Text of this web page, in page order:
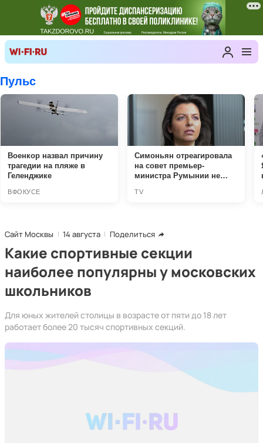
Сайт Москвы 14 августа Поделиться
Какие спортивные секции
наиболее популярны у московских
школьников
Для юных жителей столицы в возрасте от пяти до 18 лет
работает более 20 тысяч спортивных секций.